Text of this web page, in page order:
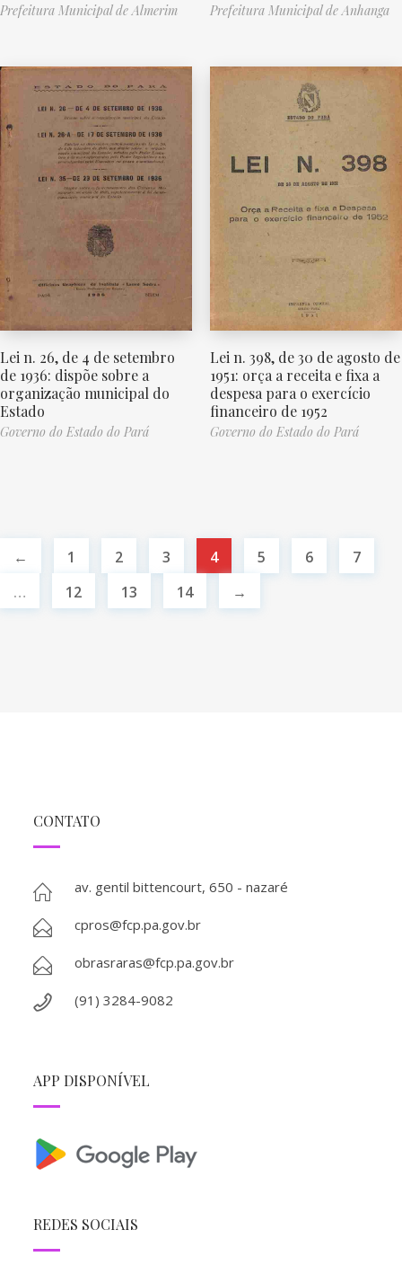
Prefeitura Municipal de Almerim Prefeitura Municipal de Anhanga
Lei n. 26, de 4 de setembro
de 1936: dispõe sobre a
organização municipal do
Estado
Governo do Estado do Pará
Lei n. 398, de 30 de agosto de
1951: orça a receita e fixa a
despesa para o exercício
financeiro de 1952
Governo do Estado do Pará
← 1 2 3 4 5 6
7
…
12 13 14 →
CONTATO
av. gentil bittencourt, 650 - nazaré
cpros@fcp.pa.gov.br
obrasraras@fcp.pa.gov.br
(91) 3284-9082
APP DISPONÍVEL
REDES SOCIAIS